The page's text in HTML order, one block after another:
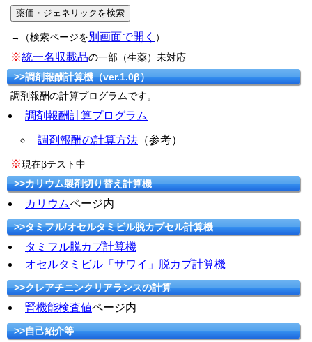
→（検索ページを別画面で開く ）
※統一名収載品の一部（生薬）未対応
>>調剤報酬計算機（ver.1.0β）
調剤報酬の計算プログラムです。
調剤報酬計算プログラム
調剤報酬の計算方法 （参考）
※現在βテスト中
>>カリウム製剤切り替え計算機
カリウムページ内
>>タミフル/オセルタミビル脱カプセル計算機
タミフル脱カプ計算機
オセルタミビル「サワイ」脱カプ計算機
>>クレアチニンクリアランスの計算
腎機能検査値ページ内
>>自己紹介等